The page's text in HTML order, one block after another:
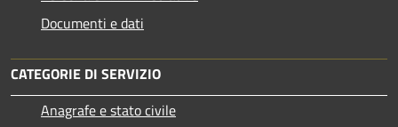
Documenti e dati
CATEGORIE DI SERVIZIO
Anagrafe e stato civile